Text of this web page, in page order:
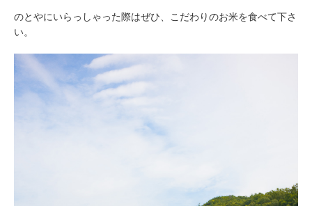
のとやにいらっしゃった際はぜひ、こだわりのお米を食べて下さ
い。